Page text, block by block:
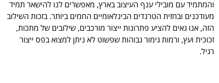
והמתמיד עם מובילי ענף העיצוב בארץ, מאפשרים לנו להישאר תמיד
מעודכנים ובחזית הטרנדים הבינלאומיים החמים ביותר. בזכות השילוב
הזה, אנו גאים להציע פתרונות ייצור מורכבים, שילובים של מתכות,
זכוכית ועץ, ורמות גימור גבוהות שפשוט לא ניתן למצוא בפס ייצור
רגיל.